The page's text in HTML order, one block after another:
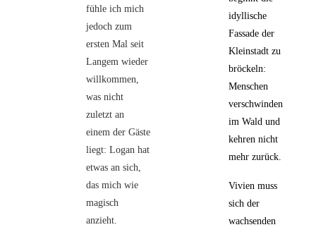
fühle ich mich
jedoch zum
ersten Mal seit
Langem wieder
willkommen,
was nicht
zuletzt an
einem der Gäste
liegt: Logan hat
etwas an sich,
das mich wie
magisch
anzieht.
idyllische
Fassade der
Kleinstadt zu
bröckeln:
Menschen
verschwinden
im Wald und
kehren nicht
mehr zurück.
Vivien muss
sich der
wachsenden